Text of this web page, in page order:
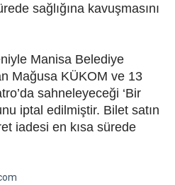
sağlığına kavuşmasını
Manisa Belediye
Mağusa KÜKOM ve 13
sahneleyeceği ‘Bir
iptal edilmiştir. Bilet satın
iadesi en kısa sürede